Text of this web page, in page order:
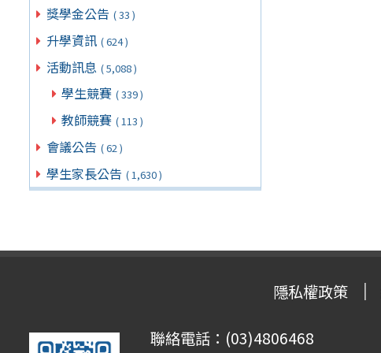
獎學金公告 ( 33 )
升學資訊 ( 624 )
活動訊息 ( 5,088 )
學生競賽 ( 339 )
教師競賽 ( 113 )
會議公告 ( 62 )
學生家長公告 ( 1,630 )
隱私權政策
聯絡電話：(03)4806468